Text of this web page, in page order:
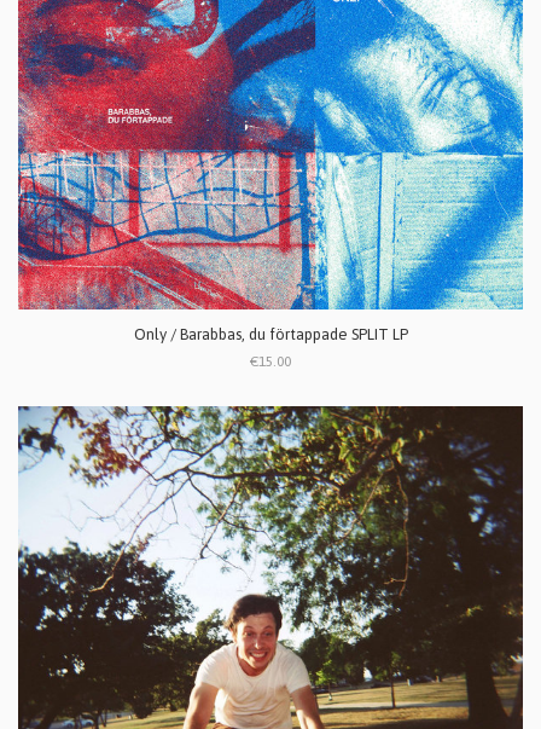
Only / Barabbas, du f​ö​rtappade SPLIT LP
€15.00